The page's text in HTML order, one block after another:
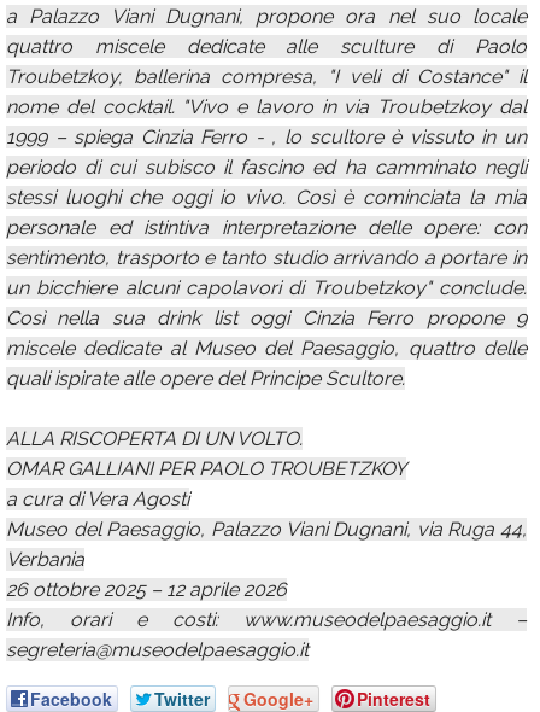
a Palazzo Viani Dugnani, propone ora nel suo locale
quattro miscele dedicate alle sculture di Paolo
Troubetzkoy, ballerina compresa, "I veli di Costance" il
nome del cocktail. "Vivo e lavoro in via Troubetzkoy dal
1999 – spiega Cinzia Ferro - , lo scultore è vissuto in un
periodo di cui subisco il fascino ed ha camminato negli
stessi luoghi che oggi io vivo. Così è cominciata la mia
personale ed istintiva interpretazione delle opere: con
sentimento, trasporto e tanto studio arrivando a portare in
un bicchiere alcuni capolavori di Troubetzkoy" conclude.
Così nella sua drink list oggi Cinzia Ferro propone 9
miscele dedicate al Museo del Paesaggio, quattro delle
quali ispirate alle opere del Principe Scultore.
ALLA RISCOPERTA DI UN VOLTO.
OMAR GALLIANI PER PAOLO TROUBETZKOY
a cura di Vera Agosti
Museo del Paesaggio, Palazzo Viani Dugnani, via Ruga 44,
Verbania
26 ottobre 2025 – 12 aprile 2026
Info, orari e costi: www.museodelpaesaggio.it –
segreteria@museodelpaesaggio.it
Facebook Twitter Google+ Pinterest